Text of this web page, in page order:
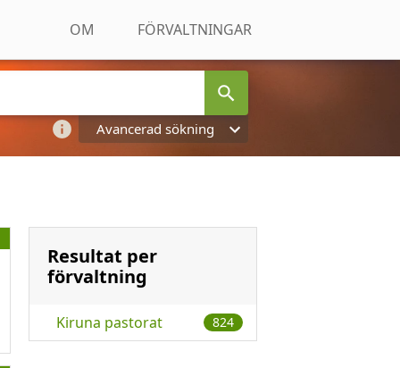
OM FÖRVALTNINGAR
Avancerad sökning
Resultat per
förvaltning
Kiruna pastorat 824